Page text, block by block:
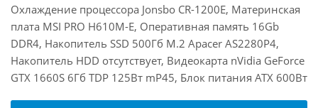
Охлаждение процессора Jonsbo CR-1200E, Материнская
плата MSI PRO H610M-E, Оперативная память 16Gb
DDR4, Накопитель SSD 500Гб M.2 Apacer AS2280P4,
Накопитель HDD отсутствует, Видеокарта nVidia GeForce
GTX 1660S 6Гб TDP 125Вт mP45, Блок питания ATX 600Вт